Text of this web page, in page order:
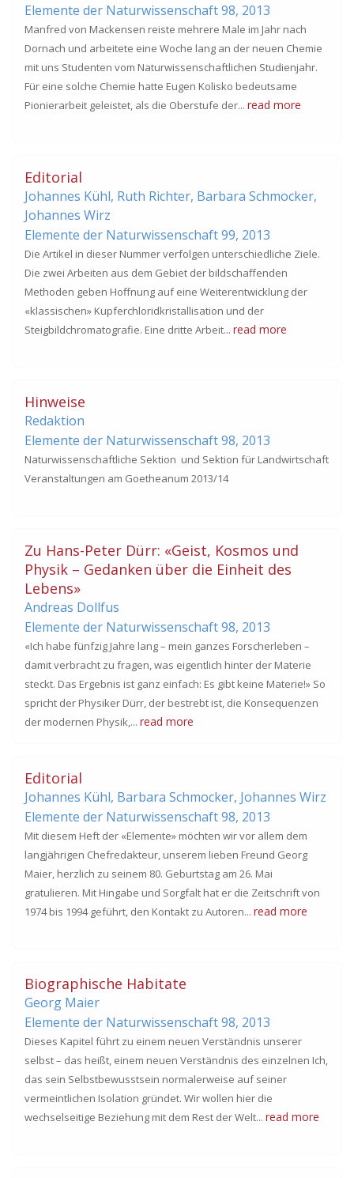
Elemente der Naturwissenschaft 98, 2013
Manfred von Mackensen reiste mehrere Male im Jahr nach
Dornach und arbeitete eine Woche lang an der neuen Chemie
mit uns Studenten vom Naturwissenschaftlichen Studienjahr.
Für eine solche Chemie hatte Eugen Kolisko bedeutsame
Pionierarbeit geleistet, als die Oberstufe der... read more
Editorial
Johannes Kühl, Ruth Richter, Barbara Schmocker,
Johannes Wirz
Elemente der Naturwissenschaft 99, 2013
Die Artikel in dieser Nummer verfolgen unterschiedliche Ziele.
Die zwei Arbeiten aus dem Gebiet der bildschaffenden
Methoden geben Hoffnung auf eine Weiterentwicklung der
«klassischen» Kupferchloridkristallisation und der
Steigbildchromatografie. Eine dritte Arbeit... read more
Hinweise
Redaktion
Elemente der Naturwissenschaft 98, 2013
Naturwissenschaftliche Sektion und Sektion für Landwirtschaft
Veranstaltungen am Goetheanum 2013/14
Zu Hans-Peter Dürr: «Geist, Kosmos und
Physik – Gedanken über die Einheit des
Lebens»
Andreas Dollfus
Elemente der Naturwissenschaft 98, 2013
«Ich habe fünfzig Jahre lang – mein ganzes Forscherleben –
damit verbracht zu fragen, was eigentlich hinter der Materie
steckt. Das Ergebnis ist ganz einfach: Es gibt keine Materie!» So
spricht der Physiker Dürr, der bestrebt ist, die Konsequenzen
der modernen Physik,... read more
Editorial
Johannes Kühl, Barbara Schmocker, Johannes Wirz
Elemente der Naturwissenschaft 98, 2013
Mit diesem Heft der «Elemente» möchten wir vor allem dem
langjährigen Chefredakteur, unserem lieben Freund Georg
Maier, herzlich zu seinem 80. Geburtstag am 26. Mai
gratulieren. Mit Hingabe und Sorgfalt hat er die Zeitschrift von
1974 bis 1994 geführt, den Kontakt zu Autoren... read more
Biographische Habitate
Georg Maier
Elemente der Naturwissenschaft 98, 2013
Dieses Kapitel führt zu einem neuen Verständnis unserer
selbst – das heißt, einem neuen Verständnis des einzelnen Ich,
das sein Selbstbewusstsein normalerweise auf seiner
vermeintlichen Isolation gründet. Wir wollen hier die
wechselseitige Beziehung mit dem Rest der Welt... read more